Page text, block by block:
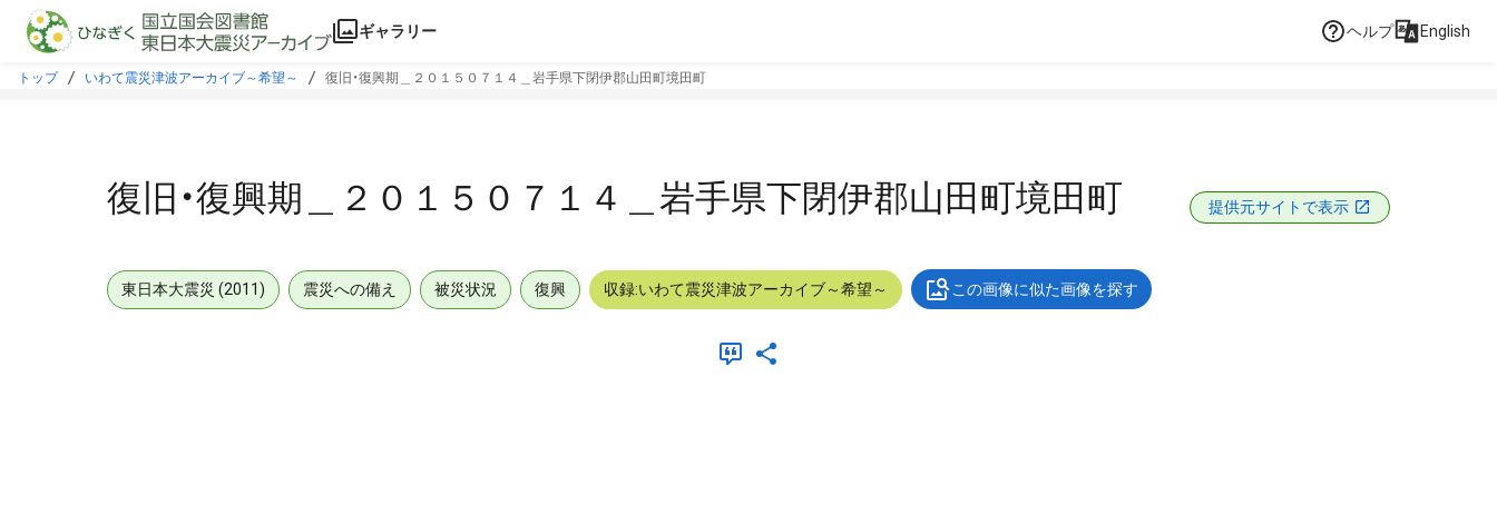
本文に飛ぶ
ギャラリー ヘルプ English
トップ いわて震災津波アーカイブ～希望～ 復旧・復興期＿２０１５０７１４＿岩手県下閉伊郡山田町境田町
復旧・復興期＿２０１５０７１４＿岩手県下閉伊郡山田町境田町 提供元サイトで表示
東日本大震災 (2011) 震災への備え 被災状況 復興 収録:いわて震災津波アーカイブ～希望～ この画像に似た画像を探す